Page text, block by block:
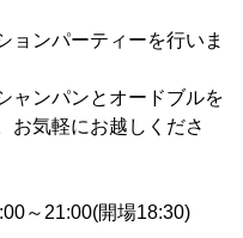
ンパーティーを行いま
ャンパンとオードブルを
お気軽にお越しくださ
～21:00(開場18:30)